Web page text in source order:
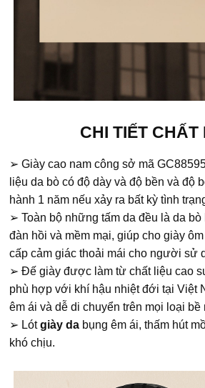
CHI TIẾT CHẤT
➢ Giày cao nam công sở mã
liệu da bò có độ dày và độ bền và độ
hành 1 năm nếu xảy ra bất kỳ tình
➢ Toàn bộ những tấm da đều là da
đàn hồi và mềm mại, giúp cho giày
cấp cảm giác thoải mái cho người sử
➢ Đế giày được làm từ chất liệu cao
phù hợp với khí hậu nhiệt đới tại Việt
êm ái và dễ di chuyển trên mọi loại bề
➢ Lótgiày da bụng êm ái, thấm hút
khó chịu.